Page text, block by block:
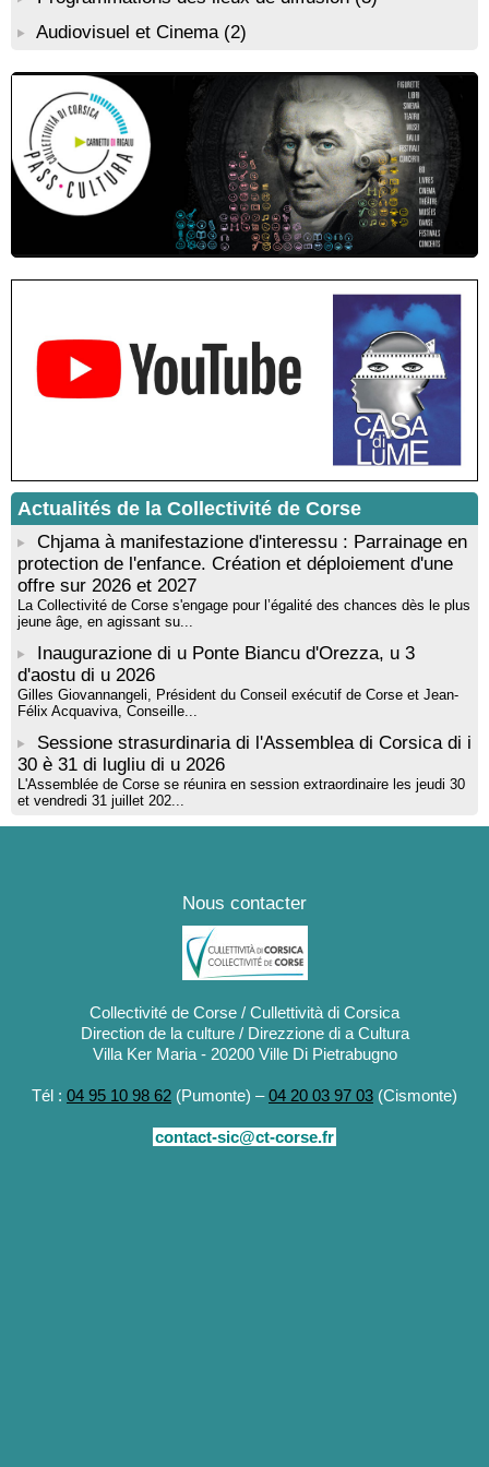
Résidence de peinture et exposition de l’artiste Aponi : "Cœur
ouvert en citadelle" en partenariat avec la commune de Santa
! EVENEMENT REPORTE ! Rencontre / dédicace avec
Gilles Antonioli autour de son ouvrage “Testa Mora - Les
Rivages du destin” - Afà / Prupià / Santa Lucia di Tallà
Residenza di scrittura di Angela Nicolai, Trà Corsica è
Sardegna - Mediateca di castagniccia Mare è monti - I Fulelli
Résidence d’écriture et de recherche de l’écrivaine Cécilia
Castelli - Institut Mémoires de l'Edition Contemporaine - Caen /
Médiathèque de Castagniccia Mare et Monti - I Fulelli
Rencontre / dédicace avec Lucrèce Luciani autour de son
livre « La ballade du pendu du Niolu» - Mediateca territuriale di
Mise en musique d’un livre jeunesse par Annik Meschinet,
musicienne pédagogue : Ateliers d’expression sonore, vocale,
rythmique et corporelle - Mediateca territuriale di Santa Lucia di
Tallà
! Événement reporté ! Cycle de conférences peinture animé
par Alexandre Dominati - Mediateca territuriale di Santa Lucia di
Audiovisuel et Cinema (2)
Actualités de la Collectivité de Corse
Chjama à manifestazione d'interessu : Parrainage en
protection de l'enfance. Création et déploiement d'une
offre sur 2026 et 2027
La Collectivité de Corse s'engage pour l’égalité des chances dès le plus
jeune âge, en agissant su...
Inaugurazione di u Ponte Biancu d'Orezza, u 3
d'aostu di u 2026
Gilles Giovannangeli, Président du Conseil exécutif de Corse et Jean-
Félix Acquaviva, Conseille...
Sessione strasurdinaria di l'Assemblea di Corsica di i
30 è 31 di lugliu di u 2026
L'Assemblée de Corse se réunira en session extraordinaire les jeudi 30
et vendredi 31 juillet 202...
Nous contacter
Collectivité de Corse / Cullettività di Corsica
Direction de la culture / Direzzione di a Cultura
Villa Ker Maria - 20200 Ville Di Pietrabugno
Tél : 04 95 10 98 62 (Pumonte) –04 20 03 97 03 (Cismonte)
contact-sic@ct-corse.fr